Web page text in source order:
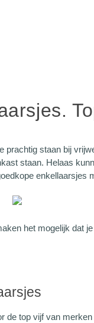
staan bij
staan. Helaas
enkellaarsjes
het mogelijk dat
de top vijf van